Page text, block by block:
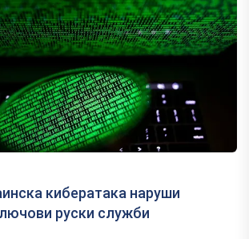
кибератака наруши
руски служби